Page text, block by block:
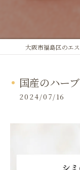
国産のハー
2024/07/16